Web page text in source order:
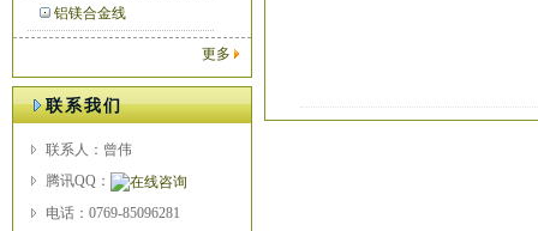
铝镁合金线
更多
联系我们
联系人：曾伟
腾讯QQ：
电话：0769-85096281